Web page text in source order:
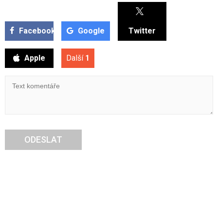
Facebook Google Twitter
Apple Další 1
ODESLAT